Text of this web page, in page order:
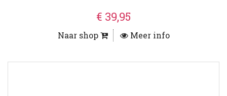
€ 39,95
Naar shop Meer info